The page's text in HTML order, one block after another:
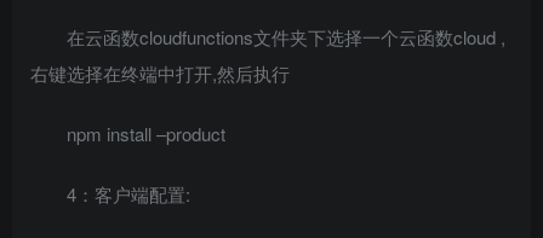
在云函数cloudfunctions文件夹下选择一个云函数cloud ,
右键选择在终端中打开,然后执行
npm install –product
4：客户端配置: